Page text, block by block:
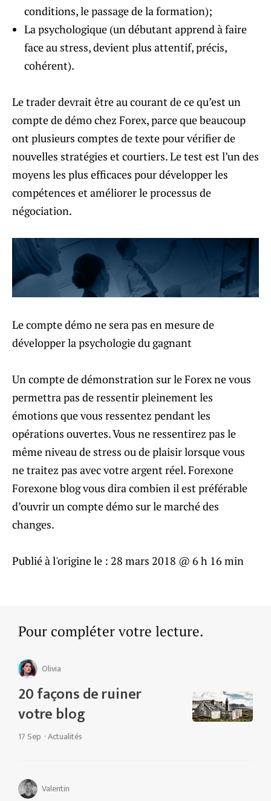
conditions, le passage de la formation);
La psychologique (un débutant apprend à faire
face au stress, devient plus attentif, précis,
cohérent).
Le trader devrait être au courant de ce qu’est un
compte de démo chez Forex, parce que beaucoup
ont plusieurs comptes de texte pour vérifier de
nouvelles stratégies et courtiers. Le test est l’un des
moyens les plus efficaces pour développer les
compétences et améliorer le processus de
négociation.
Le compte démo ne sera pas en mesure de
développer la psychologie du gagnant
Un compte de démonstration sur le Forex ne vous
permettra pas de ressentir pleinement les
émotions que vous ressentez pendant les
opérations ouvertes. Vous ne ressentirez pas le
même niveau de stress ou de plaisir lorsque vous
ne traitez pas avec votre argent réel. Forexone
Forexone blog vous dira combien il est préférable
d’ouvrir un compte démo sur le marché des
changes.
Publié à l'origine le : 28 mars 2018 @ 6 h 16 min
Pour compléter votre lecture.
Olivia
20 façons de ruiner
votre blog
17 Sep ·Actualités
Valentin